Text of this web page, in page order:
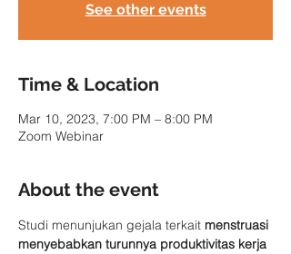
See other events
Time & Location
Mar 10, 2023, 7:00 PM – 8:00 PM
Zoom Webinar
About the event
Studi menunjukan gejala terkait menstruasi
menyebabkan turunnya produktivitas kerja